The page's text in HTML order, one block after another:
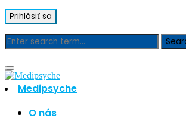
Medipsyche
O nás
Blog
Hľadať